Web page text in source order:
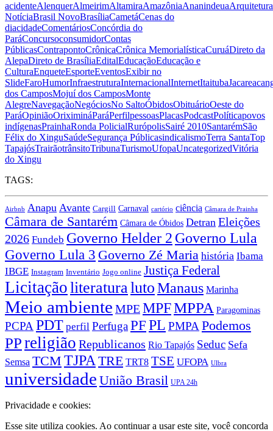
acidenteAlenquerAlmeirimAltamiraAmazôniaAnanindeuaArquitetura
NotíciaBrasil NovoBrasíliaCametáCenas do
diacidadeComentáriosConcórdia do
ParáConcursoconsumidorContas
PúblicasContrapontoCrônicaCrônica MemorialísticaCuruáDireto da
AlepaDireto de BrasíliaEditalEducaçãoEducação e
CulturaEnqueteEsporteEventosExibir no
SlideFaroHumorInfraestruturaInternacionalInternetItaituba
dos CamposMojuí dos CamposMonte
AlegreNavegaçãoNegóciosNo SaltoÓbidosObituárioOeste do
ParáOpiniãoOriximináParáPerfilpessoasPlacasPodcastPolíticapovos
indígenasPrainhaRonda PolicialRurópolisSairé 2010SantarémSão
Félix do XinguSaúdeSegurança PúblicasindicalismoTerra SantaTop
TapajósTrairãotrânsitoTribunaTurismoUfopaUncategorizedVitória
do Xingu
TAGS:
Airbnb Anapu Avante Cargill Carnaval cartório ciência Câmara de Prainha
Câmara de Santarém Câmara de Óbidos Detran Eleições
2026 Fundeb Governo Helder 2 Governo Lula
Governo Lula 3 Governo Zé Maria história Ibama
IBGE Instagram Inventário Jogo online Justiça Federal
LicitaçãoliteraturalutoManaus Marinha
Meio ambiente MPEMPFMPPA Paragominas
PCPA PDT perfil PerfugaPFPL PMPA Podemos
PPreligião Republicanos Rio Tapajós Seduc Sefa
Semsa TCM TJPA TRE TRT8 TSE UFOPA Ulbra
universidade União Brasil UPA 24h
Privacidade e cookies:
Esse site utiliza cookies. Ao continuar a usar este site, você concorda